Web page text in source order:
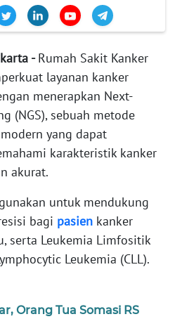
-Rumah Sakit Kanker
layanan kanker
menerapkan Next-
(NGS), sebuah metode
yang dapat
karakteristik kanker
akurat.
untuk mendukung
bagi pasien kanker
serta Leukemia Limfositik
Leukemia (CLL).
Orang Tua Somasi RS